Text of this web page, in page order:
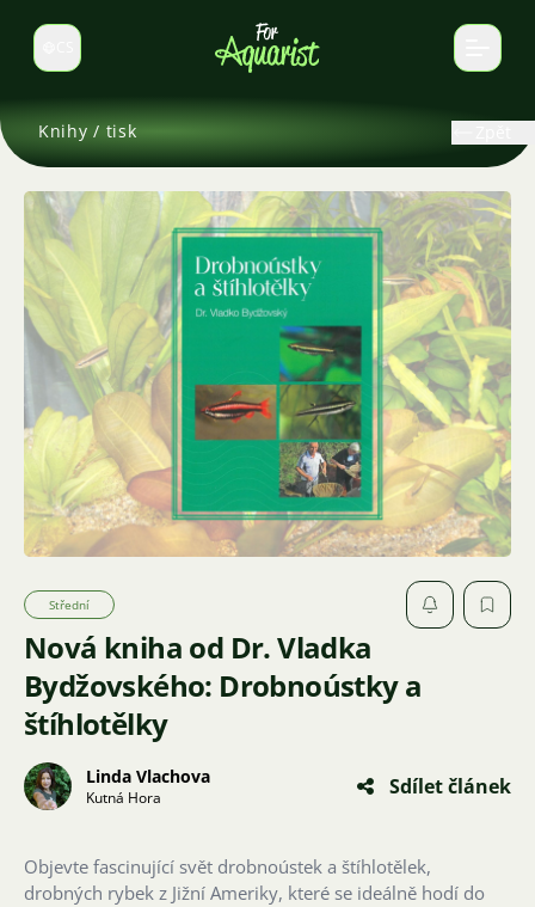
Select language
Knihy / tisk
Nová kniha od Dr. Vladka
Bydžovského: Drobnoústky a
štíhlotělky
Střední
Linda Vlachova
Kutná Hora Sdílet článek
Objevte fascinující svět drobnoústek a štíhlotělek,
drobných rybek z Jižní Ameriky, které se ideálně hodí do